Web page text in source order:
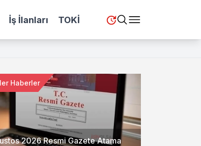
İş İlanları TOKİ
2026 Resmi Gazete Atama
Haberler